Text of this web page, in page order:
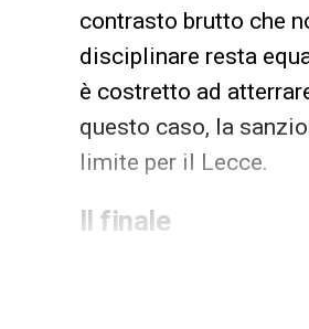
contrasto brutto che
disciplinare resta
è costretto ad
questo caso, la
limite per il Lecce.
Il finale
Nel finale